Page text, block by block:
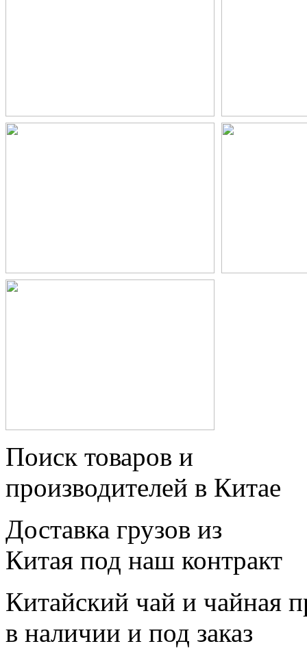
Поиск товаров и
производителей в Китае
Доставка грузов из
Китая под наш контракт
Китайский чай и чайная
в наличии и под заказ